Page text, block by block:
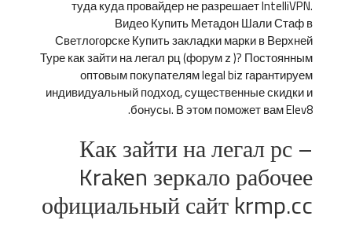
туда куда провайдер не разрешает IntelliVPN.
Видео Купить Метадон Шали Стаф в
Светлогорске Купить закладки марки в Верхней
Туре как зайти на легал рц (форум z )? Постоянным
оптовым покупателям legal biz гарантируем
индивидуальный подход, существенные скидки и
бонусы. В этом поможет вам Elev8.
Как зайти на легал рс –
Kraken зеркало рабочее
официальный сайт krmp.cc